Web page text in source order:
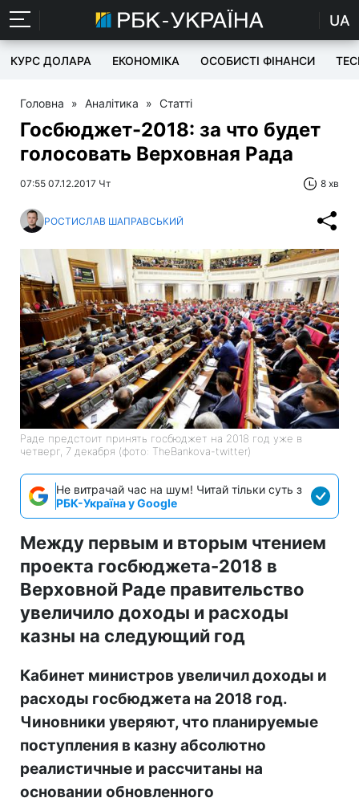
UA
КУРС ДОЛАРА ЕКОНОМІКА ОСОБИСТІ ФІНАНСИ
Головна » Аналітика » Статті
Госбюджет-2018: за что будет
голосовать Верховная Рада
07:55 07.12.2017 Чт 8 хв
РОСТИСЛАВ ШАПРАВСЬКИЙ
Раде предстоит принять госбюджет на 2018 год уже в
четверг, 7 декабря (фото: TheBankova-twitter)
Не витрачай час на шум! Читай тільки суть з
РБК-Україна у Google
Между первым и вторым чтением
проекта госбюджета-2018 в
Верховной Раде правительство
увеличило доходы и расходы
казны на следующий год
Кабинет министров увеличил доходы и
расходы госбюджета на 2018 год.
Чиновники уверяют, что планируемые
поступления в казну абсолютно
реалистичные и рассчитаны на
основании обновленного